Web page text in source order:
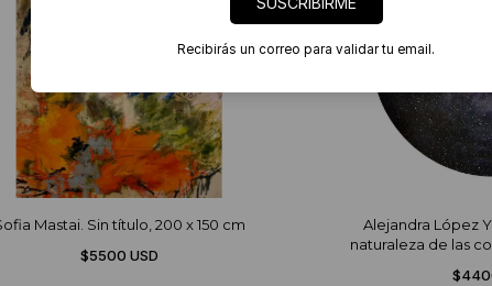
Mastai. Sin título, 200 x 150 cm
$5500 USD
Alejandra López
naturaleza de las
Recibirás un correo para validar tu email.